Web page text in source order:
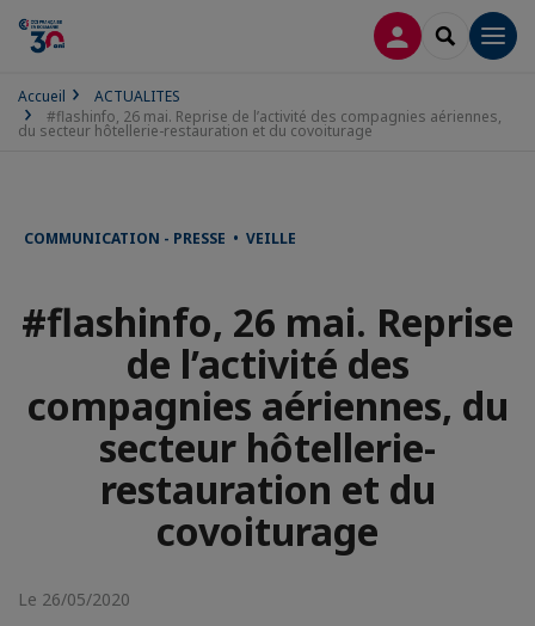
CONNEXION
Accueil
ACTUALITES
#flashinfo, 26 mai. Reprise de l’activité des compagnies aériennes,
du secteur hôtellerie-restauration et du covoiturage
COMMUNICATION - PRESSE • VEILLE
#flashinfo, 26 mai. Reprise
de l’activité des
compagnies aériennes, du
secteur hôtellerie-
restauration et du
covoiturage
Le 26/05/2020